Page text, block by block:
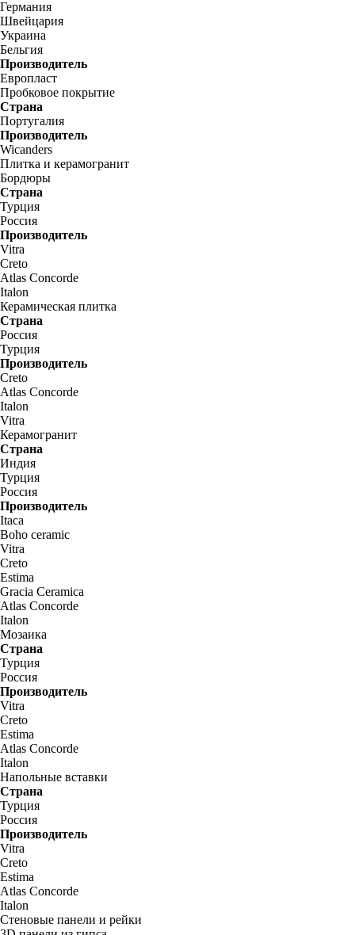
Германия
Швейцария
Украина
Бельгия
Производитель
Европласт
Пробковое покрытие
Страна
Португалия
Производитель
Wicanders
Плитка и керамогранит
Бордюры
Страна
Турция
Россия
Производитель
Vitra
Creto
Atlas Concorde
Italon
Керамическая плитка
Страна
Россия
Турция
Производитель
Creto
Atlas Concorde
Italon
Vitra
Керамогранит
Страна
Индия
Турция
Россия
Производитель
Itaca
Boho ceramic
Vitra
Creto
Estima
Gracia Ceramica
Atlas Concorde
Italon
Мозаика
Страна
Турция
Россия
Производитель
Vitra
Creto
Estima
Atlas Concorde
Italon
Напольные вставки
Страна
Турция
Россия
Производитель
Vitra
Creto
Estima
Atlas Concorde
Italon
Стеновые панели и рейки